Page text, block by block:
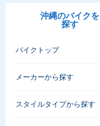
沖縄のバイクを
探す
バイクトップ
メーカーから探す
スタイルタイプから探す